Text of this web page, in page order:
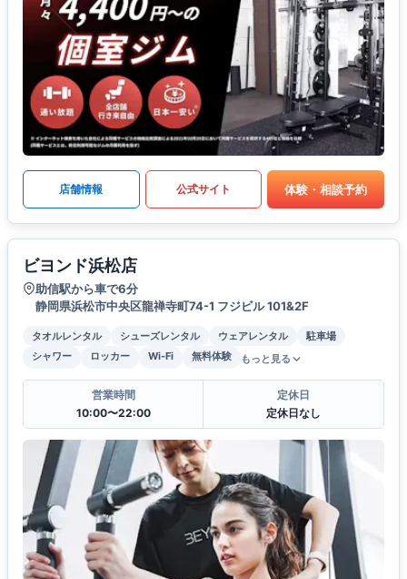
店舗情報 公式サイト 体験・相談予約
ビヨンド浜松店
助信駅から車で6分
静岡県浜松市中央区龍禅寺町74-1 フジビル 101&2F
タオルレンタル シューズレンタル ウェアレンタル
駐車場
シャワー
ロッカー Wi-Fi 無料体験 もっと見る
営業時間
10:00〜22:00
定休日
定休日なし